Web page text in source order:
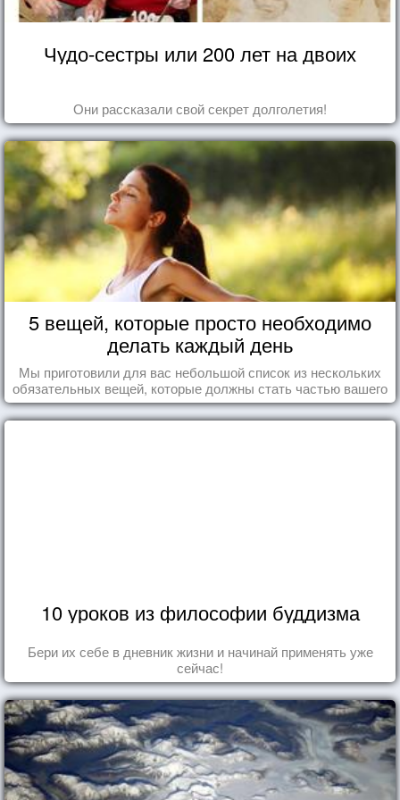
Чудо-сестры или 200 лет на двоих
Они рассказали свой секрет долголетия!
5 вещей, которые просто необходимо
делать каждый день
Мы приготовили для вас небольшой список из нескольких
обязательных вещей, которые должны стать частью вашего
дня.
10 уроков из философии буддизма
Бери их себе в дневник жизни и начинай применять уже
сейчас!